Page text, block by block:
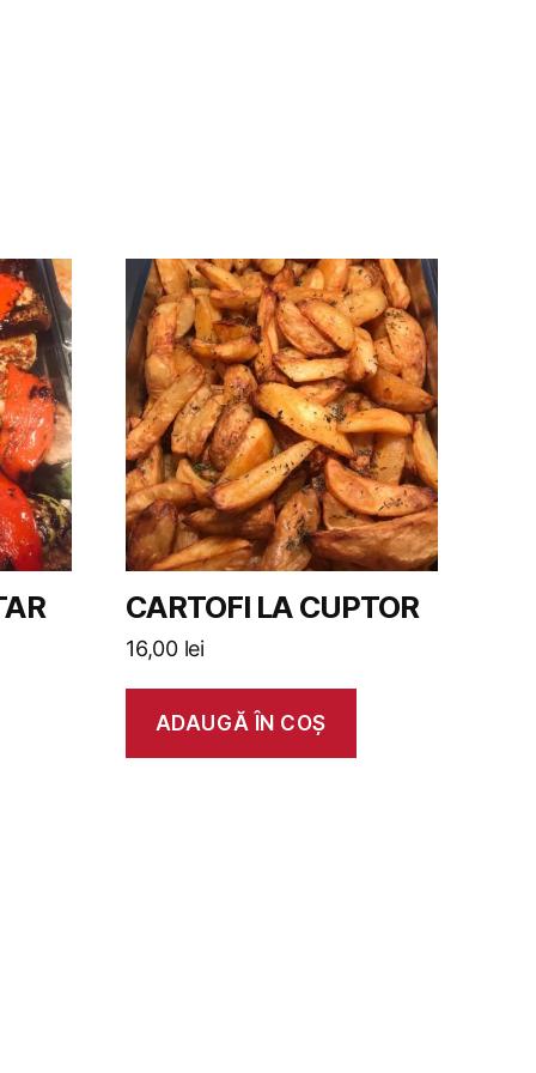
CARTOFI LA CUPTOR
16,00 lei
ADAUGĂ ÎN COȘ